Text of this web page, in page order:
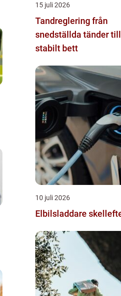
15 juli 2026
Tandreglering från
snedställda tänder till
stabilt bett
10 juli 2026
Elbilsladdare